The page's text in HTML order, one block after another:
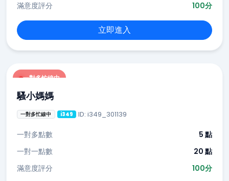
滿意度評分
100分
立即進入
一對多忙線中
騷小媽媽
一對多忙線中 i349 ID: i349_301139
一對多點數
5 點
一對一點數
20 點
滿意度評分
100分